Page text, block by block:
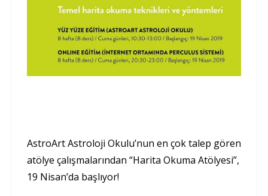
AstroArt Astroloji Okulu’nun en çok talep gören
atölye çalışmalarından “Harita Okuma Atölyesi”,
19 Nisan’da başlıyor!